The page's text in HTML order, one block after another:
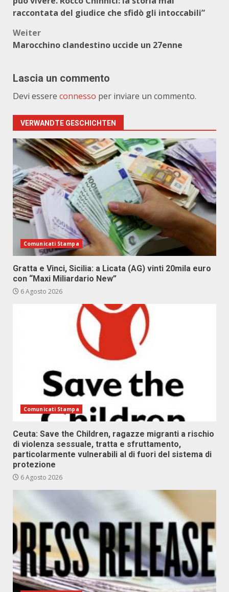
raccontata del giudice che sfidò gli intoccabili”
Weiter
Marocchino clandestino uccide un 27enne
Lascia un commento
Devi essere connesso per inviare un commento.
VERWANDTE GESCHICHTEN
Comunicati Stampa
Gratta e Vinci, Sicilia: a Licata (AG) vinti 20mila euro
con “Maxi Miliardario New”
6 Agosto 2026
Comunicati Stampa
Ceuta: Save the Children, ragazze migranti a rischio
di violenza sessuale, tratta e sfruttamento,
particolarmente vulnerabili al di fuori del sistema di
protezione
6 Agosto 2026